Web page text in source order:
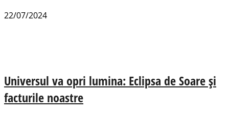
22/07/2024
Universul va opri lumina: Eclipsa de Soare și
facturile noastre